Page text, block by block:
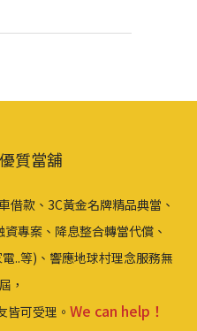
質當舖
借款、3C黃金名牌精品典當、
專案、降息整合轉當代償、
..等)、響應地球村理念服務無
，
皆可受理。 We can help！